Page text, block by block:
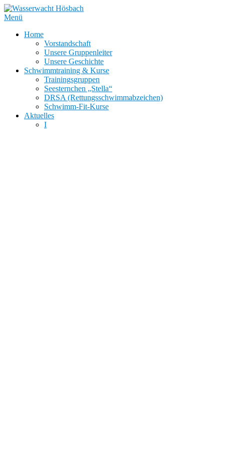
Zum
Inhalt
Menü
Home
Vorstandschaft
Unsere Gruppenleiter
Unsere Geschichte
Schwimmtraining & Kurse
Trainingsgruppen
Seesternchen „Stella“
DRSA (Rettungsschwimmabzeichen)
Schwimm-Fit-Kurse
Aktuelles
I